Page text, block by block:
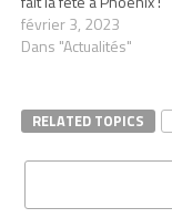
février 3, 2023
Dans "Actualités"
RELATED TOPICS